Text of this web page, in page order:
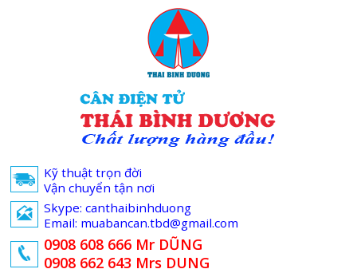
Kỹ thuật trọn đời
Vận chuyển tận nơi
Skype: canthaibinhduong
Email: muabancan.tbd@gmail.com
0908 608 666 Mr DŨNG
0908 662 643 Mrs DUNG